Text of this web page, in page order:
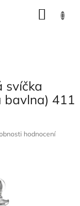
svíčka
bavlna) 411
hodnocení